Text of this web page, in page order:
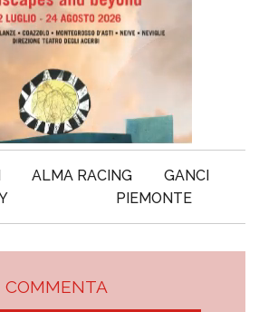
ALMA RACING
GANCI
PIEMONTE
COMMENTA